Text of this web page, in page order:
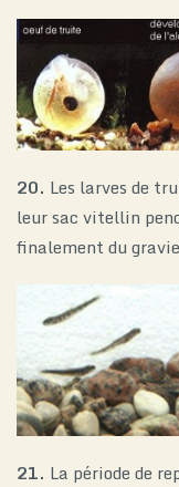
20. Les larves de
leur sac vitellin
finalement du
21. La période de